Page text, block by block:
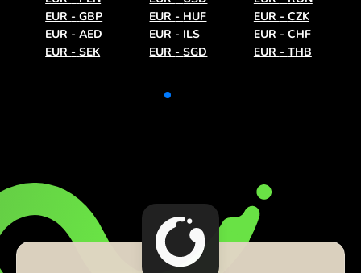
EUR - GBP EUR - HUF EUR - CZK
EUR - AED EUR - ILS EUR - CHF
EUR - SEK EUR - SGD EUR - THB